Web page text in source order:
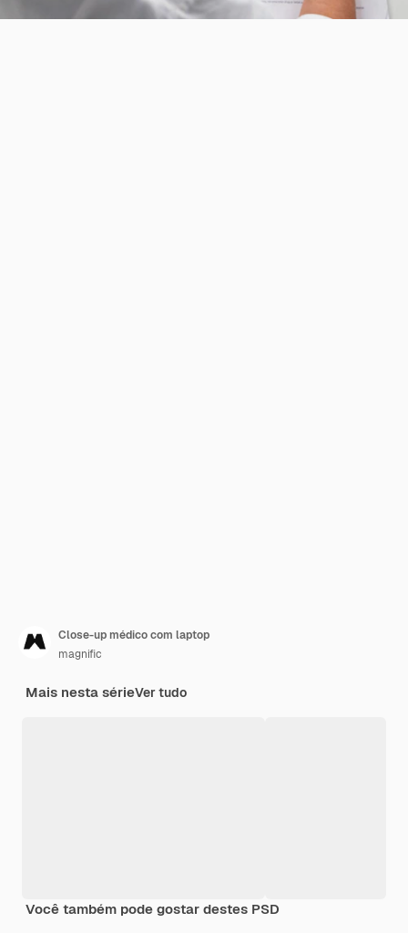
Close-up médico com laptop
magnific
Mais nesta sérieVer tudo
Você também pode gostar destes PSD